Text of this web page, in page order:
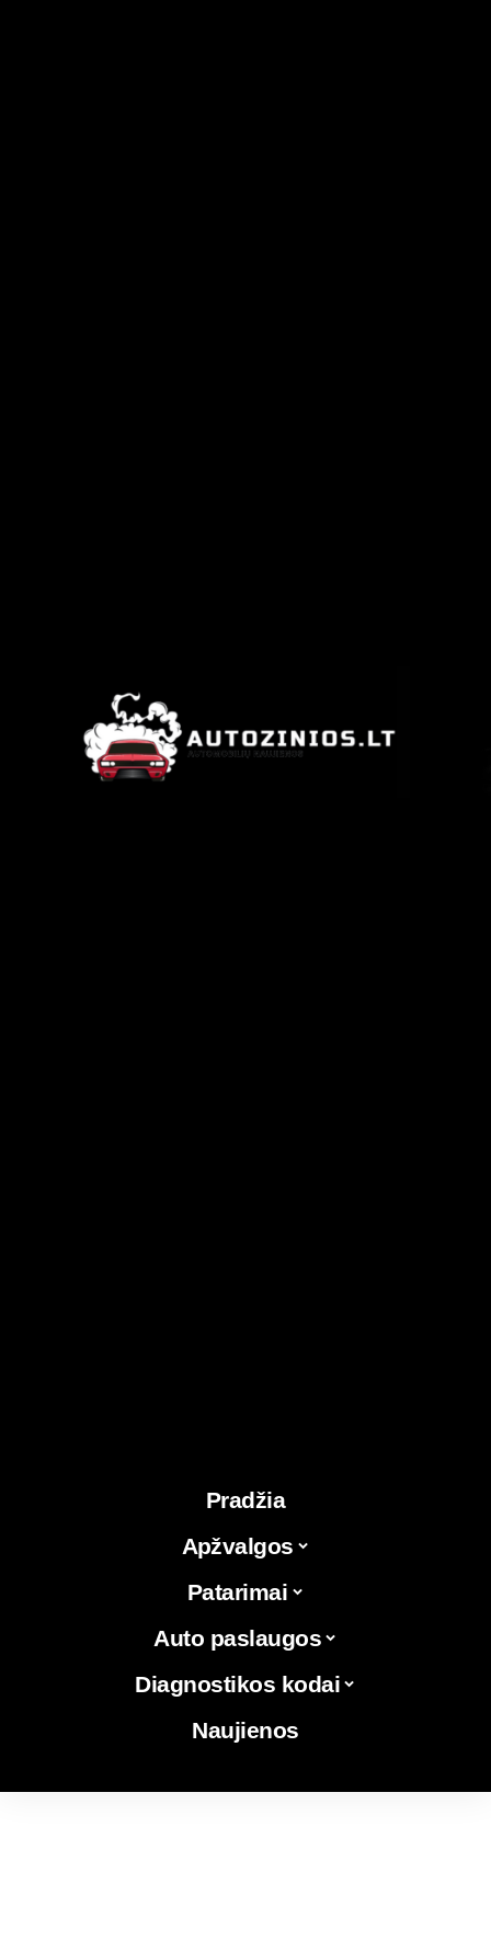
Pradžia
Apžvalgos
Patarimai
Auto paslaugos
Diagnostikos kodai
Naujienos